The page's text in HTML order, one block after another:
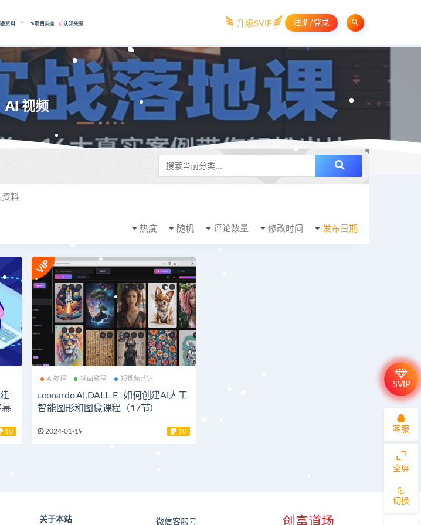
品资料 ✎项目实操 认知突围 升级SVIP 注册/登录
AI 视频
资料
发布日期
修改时间
评论数量
随机
热度
10
AI教程 插画教程 短视频营销
Leonardo AI,DALL-E -如何创建AI人工
智能图形和图像课程（17节）
2024-01-19 10
关于本站 微信客服号 创富道场
SVIP
客服
全屏
切换